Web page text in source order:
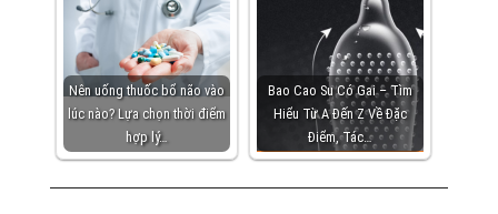
Nên uống thuốc bổ não vào
lúc nào? Lựa chọn thời điểm
hợp lý…
Bao Cao Su Có Gai – Tìm
Hiểu Từ A Đến Z Về Đặc
Điểm, Tác…